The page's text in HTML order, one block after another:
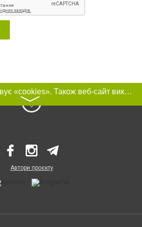
Цей сайт використовує «cookies». Також веб-сайт використовує інтернет-сервіс для збору технічних даних стосовно відвідувачів з метою отримання маркетингової та статистичної інформації. Умови обробки даних відвідувачів сайту див.
〉
Автори проєкту